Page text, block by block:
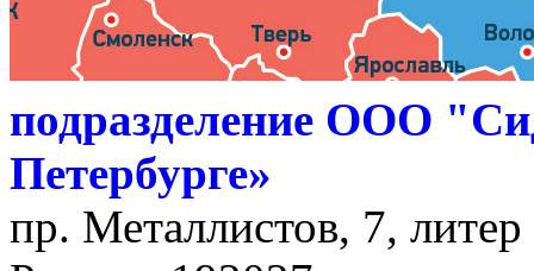
подразделение ООО
Петербурге»
пр. Металлистов, 7,